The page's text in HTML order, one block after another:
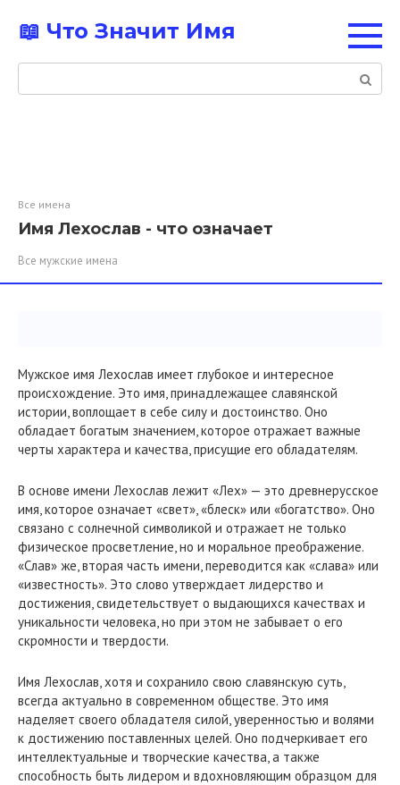
контенту
📖 Что Значит Имя
Поиск:
Все имена
Имя Лехослав - что означает
Все мужские имена
Мужское имя Лехослав имеет глубокое и интересное
происхождение. Это имя, принадлежащее славянской
истории, воплощает в себе силу и достоинство. Оно
обладает богатым значением, которое отражает важные
черты характера и качества, присущие его обладателям.
В основе имени Лехослав лежит «Лех» — это древнерусское
имя, которое означает «свет», «блеск» или «богатство». Оно
связано с солнечной символикой и отражает не только
физическое просветление, но и моральное преображение.
«Слав» же, вторая часть имени, переводится как «слава» или
«известность». Это слово утверждает лидерство и
достижения, свидетельствует о выдающихся качествах и
уникальности человека, но при этом не забывает о его
скромности и твердости.
Имя Лехослав, хотя и сохранило свою славянскую суть,
всегда актуально в современном обществе. Это имя
наделяет своего обладателя силой, уверенностью и волями
к достижению поставленных целей. Оно подчеркивает его
интеллектуальные и творческие качества, а также
способность быть лидером и вдохновляющим образцом для